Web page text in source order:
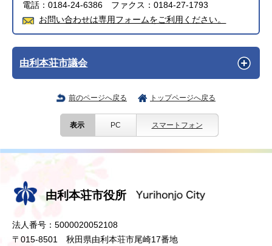
電話：0184-24-6386 ファクス：0184-27-1793
お問い合わせは専用フォームをご利用ください。
由利本荘市議会
前のページへ戻る トップページへ戻る
表示 PC スマートフォン
由利本荘市役所
法人番号：5000020052108
〒015-8501 秋田県由利本荘市尾崎17番地